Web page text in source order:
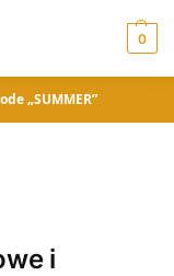
0
„SUMMER”
i